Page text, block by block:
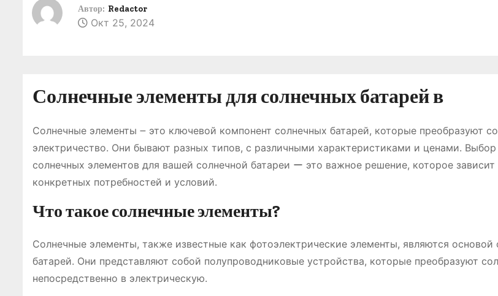
Автор: Redactor
Окт 25, 2024
Солнечные элементы для солнечных батарей в
Солнечные элементы ౼ это ключевой компонент солнечных батарей, которые преобразуют
электричество. Они бывают разных типов, с различными характеристиками и ценами.
солнечных элементов для вашей солнечной батареи ー это важное решение, которое
конкретных потребностей и условий.
Что такое солнечные элементы?
Солнечные элементы, также известные как фотоэлектрические элементы, являются основой
батарей. Они представляют собой полупроводниковые устройства, которые преобразуют
непосредственно в электрическую.